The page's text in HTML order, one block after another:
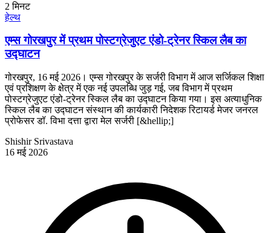
2 मिनट
हेल्थ
एम्स गोरखपुर में प्रथम पोस्टग्रेजुएट एंडो-ट्रेनर स्किल लैब का
उद्घाटन
गोरखपुर, 16 मई 2026। एम्स गोरखपुर के सर्जरी विभाग में आज सर्जिकल शिक्षा
एवं प्रशिक्षण के क्षेत्र में एक नई उपलब्धि जुड़ गई, जब विभाग में प्रथम
पोस्टग्रेजुएट एंडो-ट्रेनर स्किल लैब का उद्घाटन किया गया। इस अत्याधुनिक
स्किल लैब का उद्घाटन संस्थान की कार्यकारी निदेशक रिटायर्ड मेजर जनरल
प्रोफेसर डॉ. विभा दत्ता द्वारा मेल सर्जरी [&hellip;]
Shishir Srivastava
16 मई 2026